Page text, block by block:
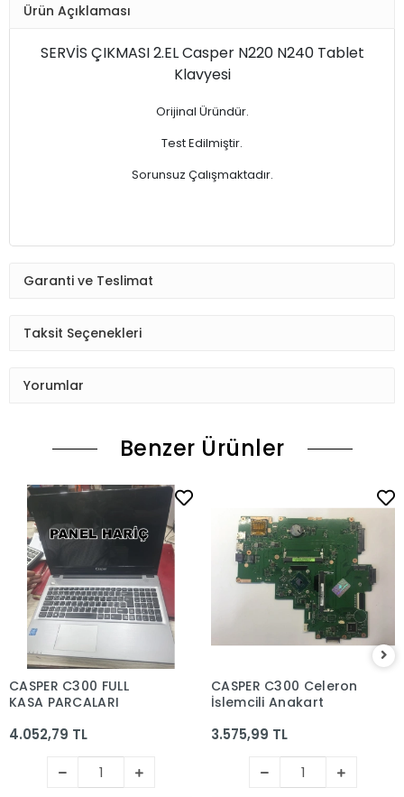
Ürün Açıklaması
SERVİS ÇIKMASI 2.EL Casper N220 N240 Tablet
Klavyesi
Orijinal Üründür.
Test Edilmiştir.
Sorunsuz Çalışmaktadır.
Garanti ve Teslimat
Taksit Seçenekleri
Yorumlar
Benzer Ürünler
CASPER C300 FULL
KASA PARCALARI
4.052,79 TL
CASPER C300 Celeron
İşlemcili Anakart
3.575,99 TL